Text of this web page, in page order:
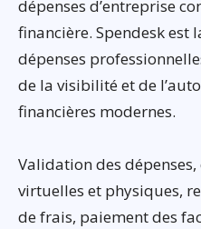
dépenses d’entreprise
financière. Spendesk est
dépenses
de la visibilité et de
financières modernes.
Validation des
virtuelles et physiques,
de frais, paiement des